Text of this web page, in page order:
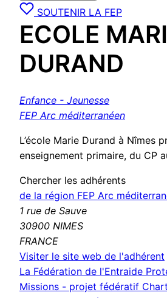
SOUTENIR LA FEP
ECOLE
DURAND
Enfance - Jeunesse
FEP Arc méditerranéen
L’école Marie Durand à Nîmes
enseignement primaire, du CP
Chercher les adhérents
de la région FEP Arc
1 rue de Sauve
30900 NIMES
FRANCE
Visiter le site web de l'adhérent
La Fédération de l'Entraide
Missions - projet fédératif